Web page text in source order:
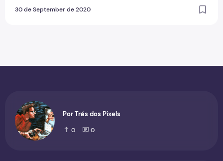
30 de September de 2020
Por Trás dos Pixels
0 0